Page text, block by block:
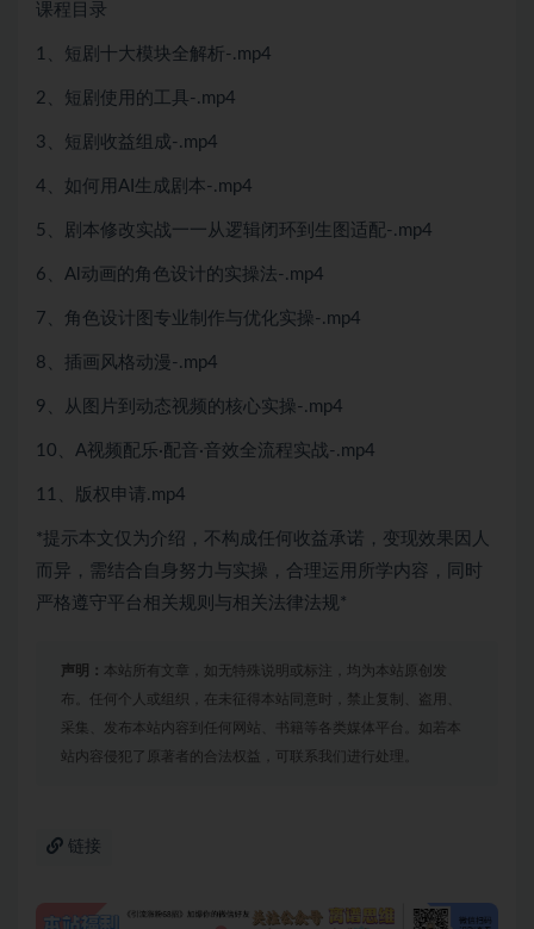
课程目录
1、短剧十大模块全解析-.mp4
2、短剧使用的工具-.mp4
3、短剧收益组成-.mp4
4、如何用AI生成剧本-.mp4
5、剧本修改实战一一从逻辑闭环到生图适配-.mp4
6、Al动画的角色设计的实操法-.mp4
7、角色设计图专业制作与优化实操-.mp4
8、插画风格动漫-.mp4
9、从图片到动态视频的核心实操-.mp4
10、A视频配乐·配音·音效全流程实战-.mp4
11、版权申请.mp4
*提示本文仅为介绍，不构成任何收益承诺，变现效果因人
而异，需结合自身努力与实操，合理运用所学内容，同时
严格遵守平台相关规则与相关法律法规*
声明： 本站所有文章，如无特殊说明或标注，均为本站原创发
布。任何个人或组织，在未征得本站同意时，禁止复制、盗用、
采集、发布本站内容到任何网站、书籍等各类媒体平台。如若本
站内容侵犯了原著者的合法权益，可联系我们进行处理。
链接